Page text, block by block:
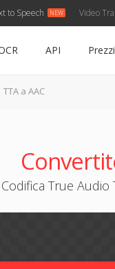
to Speech Video
API
TTA a AAC
Codifica True Audio